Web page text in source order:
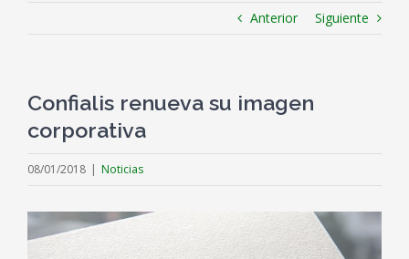
Anterior Siguiente
Confialis renueva su imagen
corporativa
08/01/2018 | Noticias